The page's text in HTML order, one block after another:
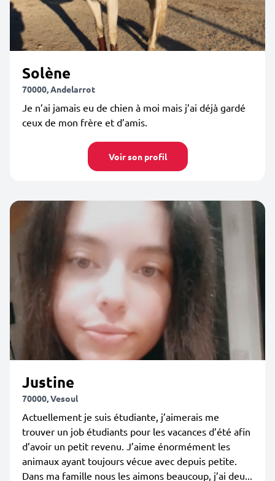
Solène
70000, Andelarrot
Je n’ai jamais eu de chien à moi mais j’ai déjà gardé
ceux de mon frère et d’amis.
Voir son profil
Justine
70000, Vesoul
Actuellement je suis étudiante, j’aimerais me
trouver un job étudiants pour les vacances d’été afin
d’avoir un petit revenu. J’aime énormément les
animaux ayant toujours vécue avec depuis petite.
Dans ma famille nous les aimons beaucoup, j’ai deu...